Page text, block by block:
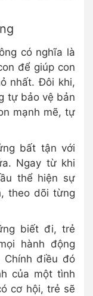
có nghĩa là
để giúp con
nhất. Đôi khi,
tự bảo vệ bản
mạnh mẽ, tự
bất tận với
Ngay từ khi
thể hiện sự
theo dõi từng
biết đi, trẻ
hành động
Chính điều đó
của một tình
cơ hội, trẻ sẽ